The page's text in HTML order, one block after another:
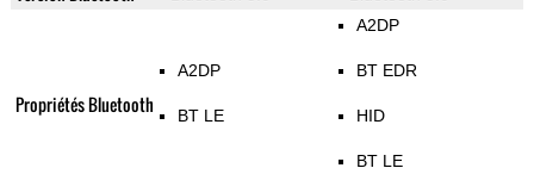
Propriétés Bluetooth
A2DP
BT LE
A2DP
BT EDR
HID
BT LE